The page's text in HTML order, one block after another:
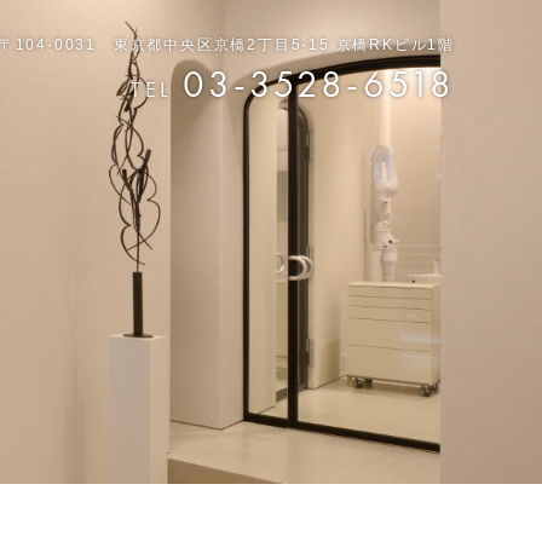
104-0031 東京都中央区京橋2丁目5-15 京橋RKビル1階
TEL 03-3528-6518